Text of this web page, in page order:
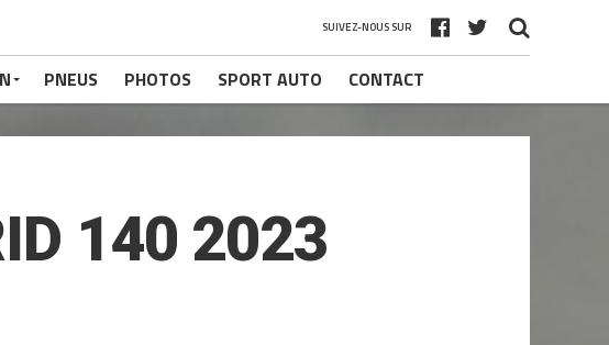
SUIVEZ-NOUS SUR
PNEUS PHOTOS SPORT AUTO CONTACT
140 2023